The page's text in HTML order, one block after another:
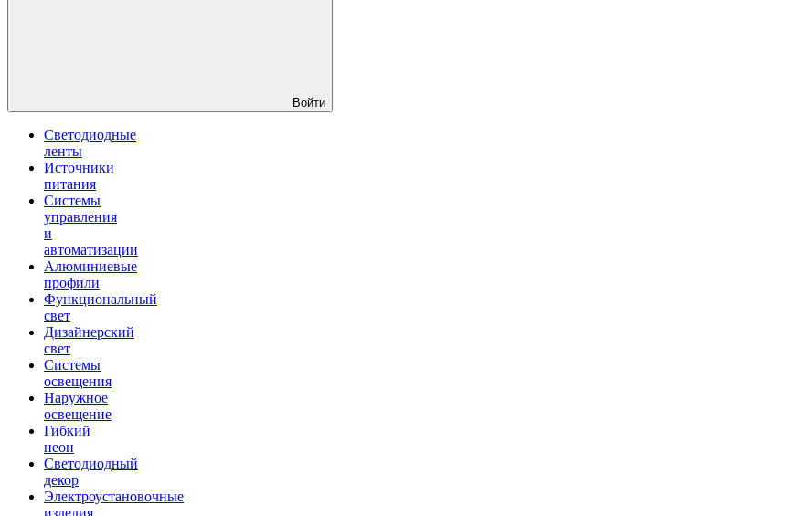
Войти
Светодиодные
ленты
Источники
питания
Системы
управления
и
автоматизации
Алюминиевые
профили
Функциональный
свет
Дизайнерский
свет
Системы
освещения
Наружное
освещение
Гибкий
неон
Светодиодный
декор
Электроустановочные
изделия